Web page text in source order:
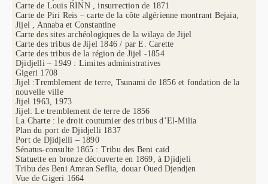
Carte de Louis RINN , insurrection de 1871
Carte de Piri Reis – carte de la côte algérienne montrant Bejaia,
Jijel , Annaba et Constantine
Carte des sites archéologiques de la wilaya de Jijel
Carte des tribus de Jijel 1846 / par E. Carette
Carte des tribus de la région de Jijel -1854
Djidjelli – 1949 : Limites administratives
Gigeri 1708
Jijel :Tremblement de terre, Tsunami de 1856 et fondation de la
nouvelle ville
Jijel 1963, 1973
Jijel: Le tremblement de terre de 1856
La Charte : le droit coutumier des tribus d’El-Milia
Plan du port de Djidjelli 1837
Port de Djidjelli – 1890
Sénatus-consulte 1865 : Tribu des Beni caïd
Statuette en bronze découverte en 1869, à Djidjeli
Tribu des Beni Amran Seflia, douar Oued Djendjen
Vue de Gigeri 1664